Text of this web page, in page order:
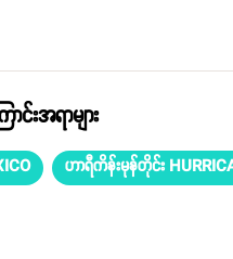
းအရာများ
ဟာရီကိန်းမုန်တိုင်း